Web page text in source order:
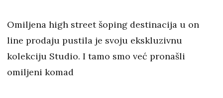
Omiljena high street šoping destinacija u on
line prodaju pustila je svoju ekskluzivnu
kolekciju Studio. I tamo smo već pronašli
omiljeni komad